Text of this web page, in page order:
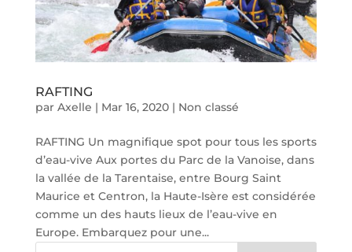
RAFTING
par Axelle | Mar 16, 2020| Non classé
RAFTING Un magnifique spot pour tous les sports
d’eau-vive Aux portes du Parc de la Vanoise, dans
la vallée de la Tarentaise, entre Bourg Saint
Maurice et Centron, la Haute-Isère est considérée
comme un des hauts lieux de l’eau-vive en
Europe. Embarquez pour une...